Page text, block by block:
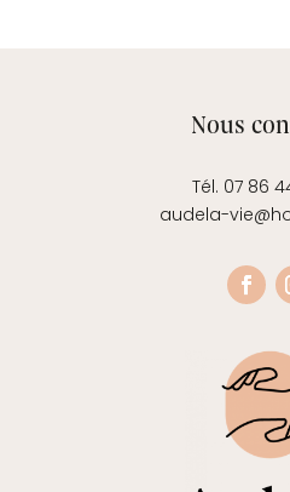
Nous
Tél. 07 86
audela-